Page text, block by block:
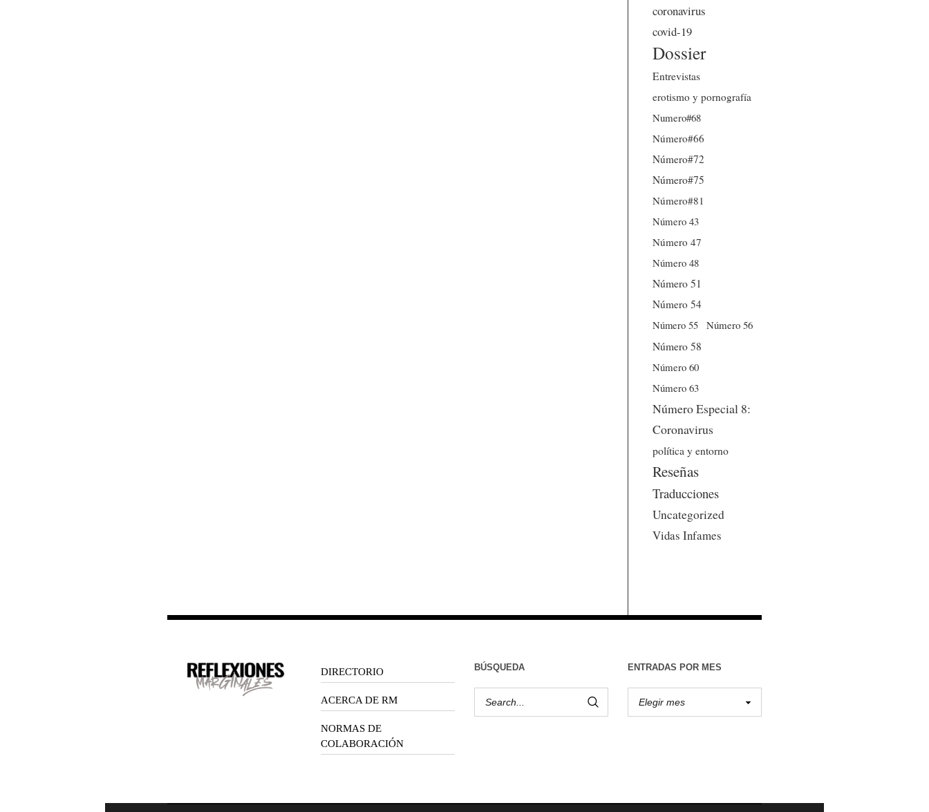
coronavirus
covid-19
Dossier
Entrevistas
erotismo y pornografía
Numero#68
Número#66
Número#72
Número#75
Número#81
Número 43
Número 47
Número 48
Número 51
Número 54
Número 55
Número 56
Número 58
Número 60
Número 63
Número Especial 8:
Coronavirus
política y entorno
Reseñas
Traducciones
Uncategorized
Vidas Infames
DIRECTORIO
ACERCA DE RM
NORMAS DE
COLABORACIÓN
BÚSQUEDA ENTRADAS POR MES